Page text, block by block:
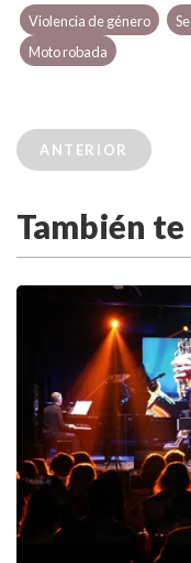
Violencia de género
Moto robada
ANTERIOR
También